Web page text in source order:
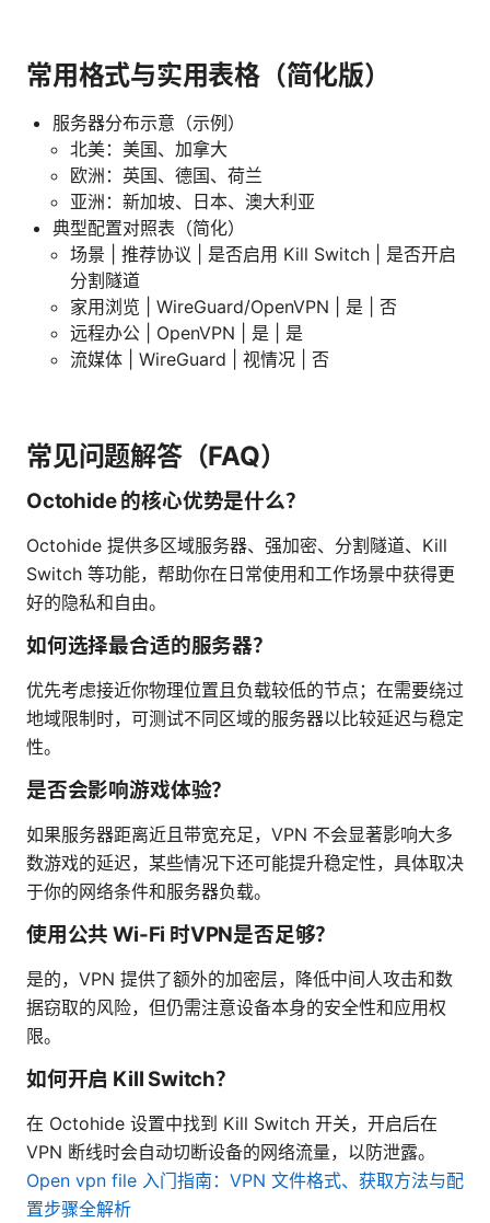
常用格式与实用表格（简化版）
服务器分布示意（示例）
北美：美国、加拿大
欧洲：英国、德国、荷兰
亚洲：新加坡、日本、澳大利亚
典型配置对照表（简化）
场景 | 推荐协议 | 是否启用 Kill Switch | 是否开启
分割隧道
家用浏览 | WireGuard/OpenVPN | 是 | 否
远程办公 | OpenVPN | 是 | 是
流媒体 | WireGuard | 视情况 | 否
常见问题解答（FAQ）
Octohide 的核心优势是什么？
Octohide 提供多区域服务器、强加密、分割隧道、Kill
Switch 等功能，帮助你在日常使用和工作场景中获得更
好的隐私和自由。
如何选择最合适的服务器？
优先考虑接近你物理位置且负载较低的节点；在需要绕过
地域限制时，可测试不同区域的服务器以比较延迟与稳定
性。
是否会影响游戏体验？
如果服务器距离近且带宽充足，VPN 不会显著影响大多
数游戏的延迟，某些情况下还可能提升稳定性，具体取决
于你的网络条件和服务器负载。
使用公共 Wi-Fi 时VPN是否足够？
是的，VPN 提供了额外的加密层，降低中间人攻击和数
据窃取的风险，但仍需注意设备本身的安全性和应用权
限。
如何开启 Kill Switch？
在 Octohide 设置中找到 Kill Switch 开关，开启后在
VPN 断线时会自动切断设备的网络流量，以防泄露。
Open vpn file 入门指南：VPN 文件格式、获取方法与配
置步骤全解析